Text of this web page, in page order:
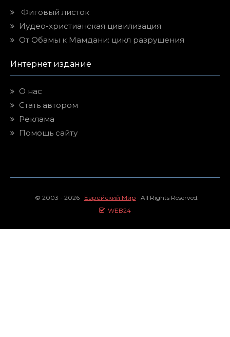
Фиговый листок
Иудео-христианская цивилизация
От Обамы к Мамдани: цикл разрушения
Интернет издание
О нас
Стать автором
Реклама
Помощь сайту
© 2003 - 2026 Еврейский Мир All Rights Reserved.
WEB24